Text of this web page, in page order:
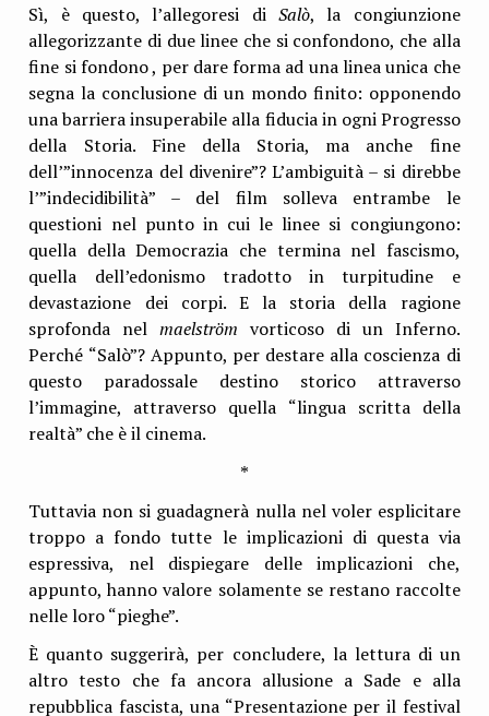
Sì, è questo, l’allegoresi di Salò, la congiunzione
allegorizzante di due linee che si confondono, che alla
fine si fondono , per dare forma ad una linea unica che
segna la conclusione di un mondo finito: opponendo
una barriera insuperabile alla fiducia in ogni Progresso
della Storia. Fine della Storia, ma anche fine
dell’”innocenza del divenire”? L’ambiguità – si direbbe
l’”indecidibilità” – del film solleva entrambe le
questioni nel punto in cui le linee si congiungono:
quella della Democrazia che termina nel fascismo,
quella dell’edonismo tradotto in turpitudine e
devastazione dei corpi. E la storia della ragione
sprofonda nelmaelström vorticoso di un Inferno.
Perché “Salò”? Appunto, per destare alla coscienza di
questo paradossale destino storico attraverso
l’immagine, attraverso quella “lingua scritta della
realtà” che è il cinema.
*
Tuttavia non si guadagnerà nulla nel voler esplicitare
troppo a fondo tutte le implicazioni di questa via
espressiva, nel dispiegare delle implicazioni che,
appunto, hanno valore solamente se restano raccolte
nelle loro “pieghe”.
È quanto suggerirà, per concludere, la lettura di un
altro testo che fa ancora allusione a Sade e alla
repubblica fascista, una “Presentazione per il festival